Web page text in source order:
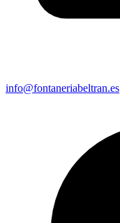
info@fontaneriabeltran.es